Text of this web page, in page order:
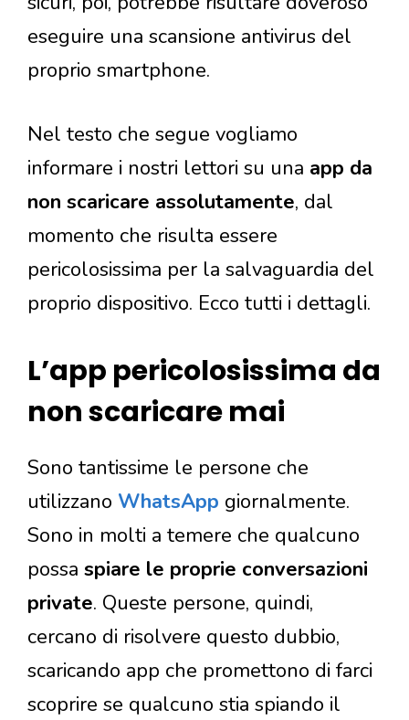
eseguire una scansione antivirus del
proprio smartphone.
Nel testo che segue vogliamo
informare i nostri lettori su una app da
non scaricare assolutamente, dal
momento che risulta essere
pericolosissima per la salvaguardia del
proprio dispositivo. Ecco tutti i dettagli.
L’app pericolosissima da
non scaricare mai
Sono tantissime le persone che
utilizzano WhatsApp giornalmente.
Sono in molti a temere che qualcuno
possa spiare le proprie conversazioni
private. Queste persone, quindi,
cercano di risolvere questo dubbio,
scaricando app che promettono di farci
scoprire se qualcuno stia spiando il